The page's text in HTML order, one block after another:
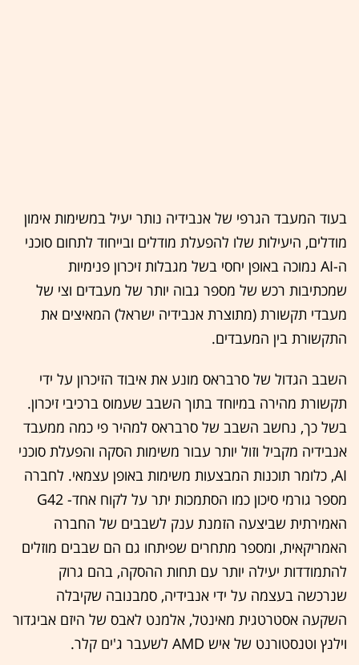
בעוד המעבד הגרפי של אנבידיה נותר יעיל במשימות אימון
מודלים, היעילות שלו להפעלת מודלים ובייחוד לתחום סוכני
ה-AI נמוכה באופן יחסי בשל מגבלות זיכרון פנימיות
שמכתיבות רכש של מספר גבוה יותר של מעבדים וצי של
מעבדי תקשורת (מתוצרת אנבידיה ישראל) המאיצים את
התקשורת בין המעבדים.
השבב הגדול של סרבראס מונע את איבוד הזיכרון על ידי
תקשורת מהירה במיוחד בתוך השבב שעמוס ברכיבי זיכרון.
בשל כך, נחשב השבב של סרבראס למהיר פי כמה ממעבד
אנבידיה מקביל וזול יותר עבור משימות הסקה והפעלת סוכני
AI, כלומר תוכנות המבצעות משימות באופן עצמאי. לחברה
מספר גורמי סיכון כמו הסתמכות יתר על לקוח אחד- G42
האמירתית שביצעה הזמנת ענק לשבבים של החברה
האמריקאית, ומספר מתחרים שפיתחו גם הם שבבים מוזלים
להתמודדות יעילה יותר עם תחות ההסקה, בהם גרוק
שנרכשה בעצמה על ידי אנבידיה, סמבנובה שקיבלה
השקעה אסטרטגית מאינטל, אלמנט לאבס של היזם אביגדור
וילנץ וטנסטורנט של איש AMD לשעבר ג'ים קלר.